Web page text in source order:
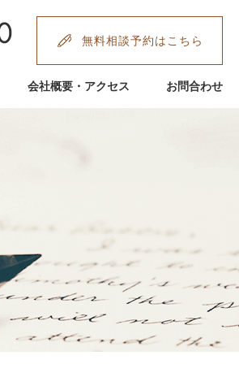
無料相談予約はこちら
会社概要・アクセス お問合わせ